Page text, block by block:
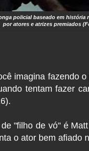
policial baseado em
por atores e atrizes premiados
imagina fazendo
tentam fazer
"filho de vó" é
o ator bem afiado